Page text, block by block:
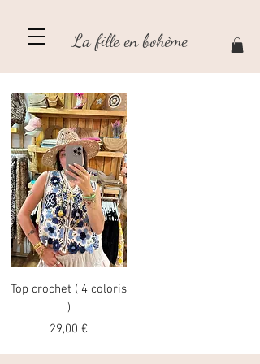
La fille en bohème
Top crochet ( 4 coloris
)
Prezzo
29,00 €